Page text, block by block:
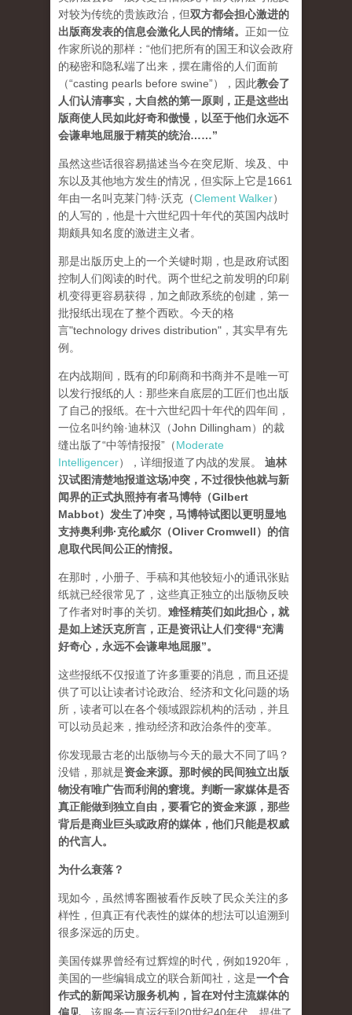
对较为传统的贵族政治，但双方都会担心激进的
出版商发表的信息会激化人民的情绪。 正如一位
作家所说的那样：“他们把所有的国王和议会政府
的秘密和隐私端了出来，摆在庸俗的人们面前
（“casting pearls before swine”），因此教会了
人们认清事实，大自然的第一原则，正是这些出
版商使人民如此好奇和傲慢，以至于他们永远不
会谦卑地屈服于精英的统治……”
虽然这些话很容易描述当今在突尼斯、埃及、中
东以及其他地方发生的情况，但实际上它是1661
年由一名叫克莱门特·沃克（Clement Walker）
的人写的，他是十六世纪四十年代的英国内战时
期颇具知名度的激进主义者。
那是出版历史上的一个关键时期，也是政府试图
控制人们阅读的时代。两个世纪之前发明的印刷
机变得更容易获得，加之邮政系统的创建，第一
批报纸出现在了整个西欧。今天的格
言"technology drives dis­tribution"，其实早有先
例。
在内战期间，既有的印刷商和书商并不是唯一可
以发行报纸的人：那些来自底层的工匠们也出版
了自己的报纸。在十六世纪四十年代的四年间，
一位名叫约翰·迪林汉（John Dillingham）的裁
缝出版了“中等情报报”（Moderate
Intelligencer），详细报道了内战的发展。 迪林
汉试图清楚地报道这场冲突，不过很快他就与新
闻界的正式执照持有者马博特（Gilbert
Mabbot）发生了冲突，马博特试图以更明显地
支持奥利弗·克伦威尔（Oliver Cromwell）的信
息取代民间公正的情报。
在那时，小册子、手稿和其他较短小的通讯张贴
纸就已经很常见了，这些真正独立的出版物反映
了作者对时事的关切。 难怪精英们如此担心，就
是如上述沃克所言，正是资讯让人们变得“充满
好奇心，永远不会谦卑地屈服”。
这些报纸不仅报道了许多重要的消息，而且还提
供了可以让读者讨论政治、经济和文化问题的场
所，读者可以在各个领域跟踪机构的活动，并且
可以动员起来，推动经济和政治条件的变革。
你发现最古老的出版物与今天的最大不同了吗？
没错，那就是资金来源。 那时候的民间独立出版
物没有唯广告而利润的窘境。判断一家媒体是否
真正能做到独立自由，要看它的资金来源，那些
背后是商业巨头或政府的媒体，他们只能是权威
的代言人。
为什么衰落？
现如今，虽然博客圈被看作反映了民众关注的多
样性，但真正有代表性的媒体的想法可以追溯到
很多深远的历史。
美国传媒界曾经有过辉煌的时代，例如1920年，
美国的一些编辑成立的联合新闻社，这是一个合
作式的新闻采访服务机构，旨在对付主流媒体的